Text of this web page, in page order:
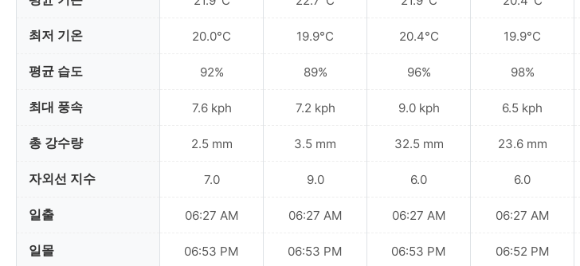
최저 기온
평균 습도
최대 풍속
총 강수량
자외선 지수
일출
일몰
20.0°C
92%
7.6 kph
2.5 mm
7.0
06:27 AM
06:53 PM
19.9°C
89%
7.2 kph
3.5 mm
9.0
06:27 AM
06:53 PM
20.4°C
96%
9.0 kph
32.5 mm
6.0
06:27 AM
06:53 PM
19.9°C
98%
6.5 kph
23.6 mm
6.0
06:27 AM
06:52 PM